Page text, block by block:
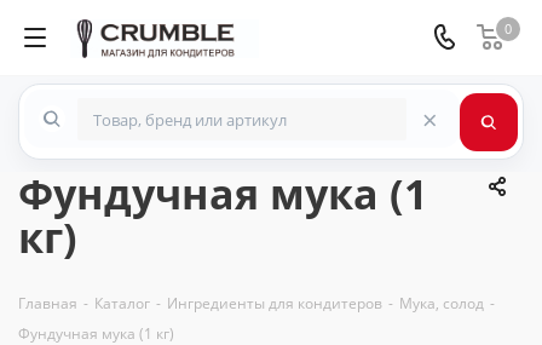
0
×
Фундучная мука (1
кг)
Главная - Каталог - Ингредиенты для кондитеров - Мука, солод -
Фундучная мука (1 кг)